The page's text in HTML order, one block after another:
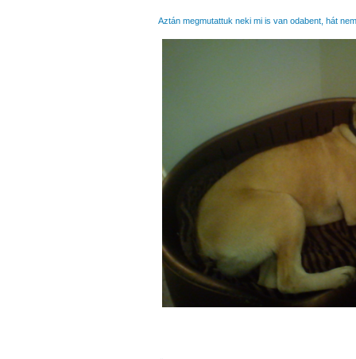
Aztán megmutattuk neki mi is van odabent, hát